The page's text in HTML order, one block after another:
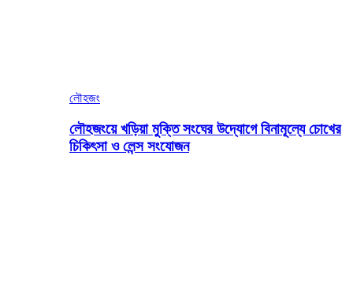
লৌহজং
লৌহজংয়ে খড়িয়া মুক্তি সংঘের উদ্যোগে বিনামূল্যে চোখের
চিকিৎসা ও লেন্স সংযোজন